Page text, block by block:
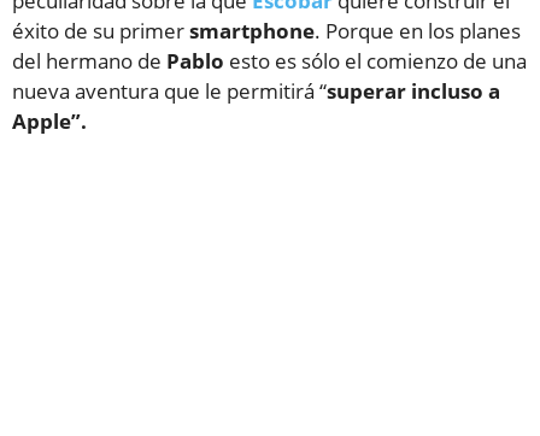
éxito de su primersmartphone. Porque en los planes
del hermano de Pablo esto es sólo el comienzo de una
nueva aventura que le permitirá “superar incluso a
Apple”.